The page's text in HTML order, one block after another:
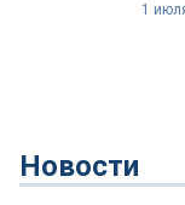
1
Новости